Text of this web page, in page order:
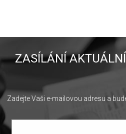
ZASÍLÁNÍ
Zadejte Vaši e-mailovou adresu a